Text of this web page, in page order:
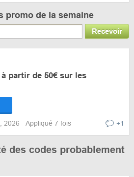
promo de la semaine
Recevoir
partir de 50€ sur les
2026 Appliqué 7 fois +1
des codes probablement